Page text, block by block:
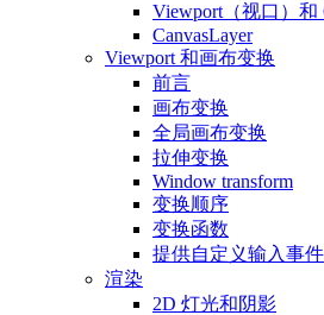
Viewport（视口）和
CanvasLayer
Viewport 和画布变换
前言
画布变换
全局画布变换
拉伸变换
Window transform
变换顺序
变换函数
提供自定义输入事件
渲染
2D 灯光和阴影